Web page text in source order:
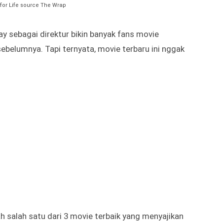
Life source The Wrap
sebagai direktur bikin banyak fans movie
Tapi ternyata, movie terbaru ini nggak
salah satu dari 3 movie terbaik yang menyajikan